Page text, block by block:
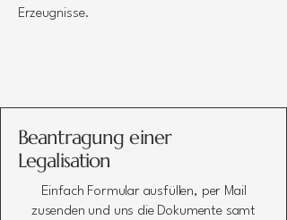
Erzeugnisse.
Beantragung einer
Legalisation
Einfach Formular ausfüllen, per Mail
zusenden und uns die Dokumente samt